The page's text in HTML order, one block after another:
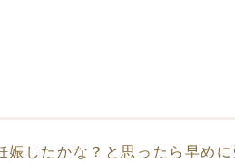
したかな？と思ったら早めに